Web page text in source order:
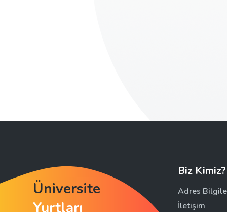
Üniversite
Yurtları
Biz Kimiz?
Adres
İletişim